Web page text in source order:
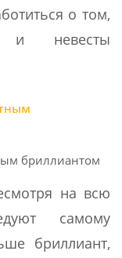
о том,
и невесты
бриллиантом
на всю
самому
бриллиант,